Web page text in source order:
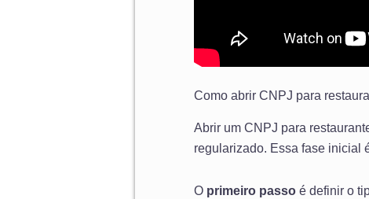
Como abrir CNPJ para
Abrir um CNPJ para
regularizado. Essa fase inicial
O primeiro passo é definir o